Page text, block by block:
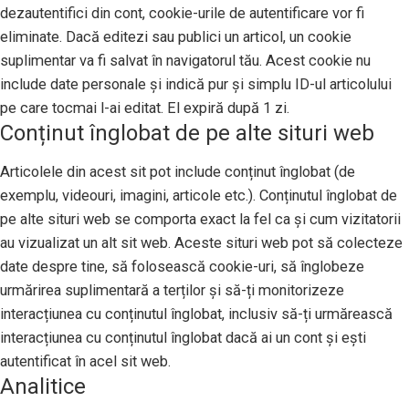
dezautentifici din cont, cookie-urile de autentificare vor fi
eliminate. Dacă editezi sau publici un articol, un cookie
suplimentar va fi salvat în navigatorul tău. Acest cookie nu
include date personale și indică pur și simplu ID-ul articolului
pe care tocmai l-ai editat. El expiră după 1 zi.
Conținut înglobat de pe alte situri web
Articolele din acest sit pot include conținut înglobat (de
exemplu, videouri, imagini, articole etc.). Conținutul înglobat de
pe alte situri web se comporta exact la fel ca și cum vizitatorii
au vizualizat un alt sit web. Aceste situri web pot să colecteze
date despre tine, să folosească cookie-uri, să înglobeze
urmărirea suplimentară a terților și să-ți monitorizeze
interacțiunea cu conținutul înglobat, inclusiv să-ți urmărească
interacțiunea cu conținutul înglobat dacă ai un cont și ești
autentificat în acel sit web.
Analitice